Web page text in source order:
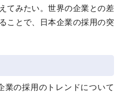
てみたい。世界の企業との差
ことで、日本企業の採用の突
の採用のトレンドについて